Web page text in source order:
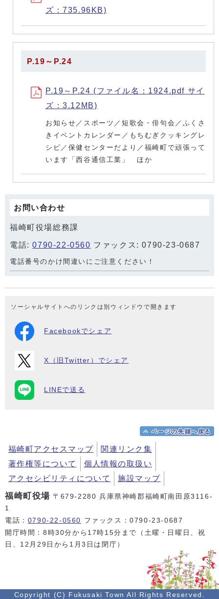
ズ：735.96KB)
P.19～P.24
P.19～P.24 (ファイル名：1924.pdf サイ
ズ：3.12MB)
お知らせ／スポーツ／短歌会・俳句会／ふくさ
きイベントカレンダー／もちむぎクッキングレ
シピ／保健センターだより／福崎町で頑張って
います「西谷通信工業」 ほか
お問い合わせ
福崎町役場総務課
電話:0790-22-0560 ファックス: 0790-23-0687
電話番号のかけ間違いにご注意ください！
ソーシャルサイトへのリンクは別ウィンドウで開きます
Facebookでシェア
X（旧Twitter）でシェア
LINEで送る
ページの先頭へ戻る
福崎町アクセスマップ
関連リンク集
著作権等について
個人情報の取扱い
アクセシビリティについて
施設マップ
福崎町役場 〒679-2280 兵庫県神崎郡福崎町南田原3116-
1
電話： 0790-22-0560 ファックス：0790-23-0687
開庁時間：8時30分から17時15分まで（土曜・日曜日、祝
日、12月29日から1月3日は閉庁）
Copyright (C) Fukusaki Town All Rights Reserved.